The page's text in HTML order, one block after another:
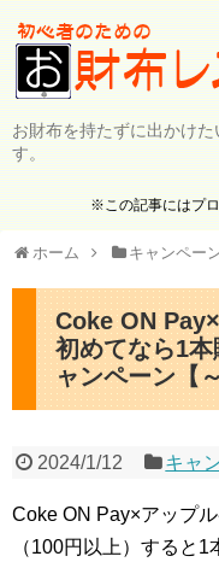
お財布を持たずに出かけ
す。
※この記事にはプ
ホーム キャンペー
Coke ON
初めてなら1
ャンペーン【
2024/1/12 キャ
Coke ON Pay×アップ
（100円以上）すると1